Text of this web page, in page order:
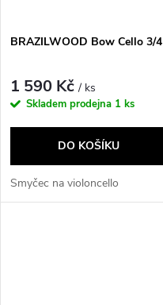
BRAZILWOOD Bow Cello 3/4
1 590 Kč/ ks
Skladem prodejna 1 ks
DO KOŠÍKU
Smyčec na violoncello